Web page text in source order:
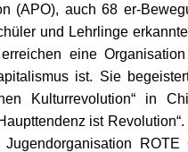
(APO), auch 68 er-
und Lehrlinge
eine
ist. Sie
Kulturrevolution“ in
ist